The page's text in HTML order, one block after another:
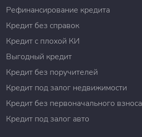
Рефинансирование кредита
Кредит без справок
Кредит с плохой КИ
Выгодный кредит
Кредит без поручителей
Кредит под залог недвижимости
Кредит без первоначального взноса
Кредит под залог авто